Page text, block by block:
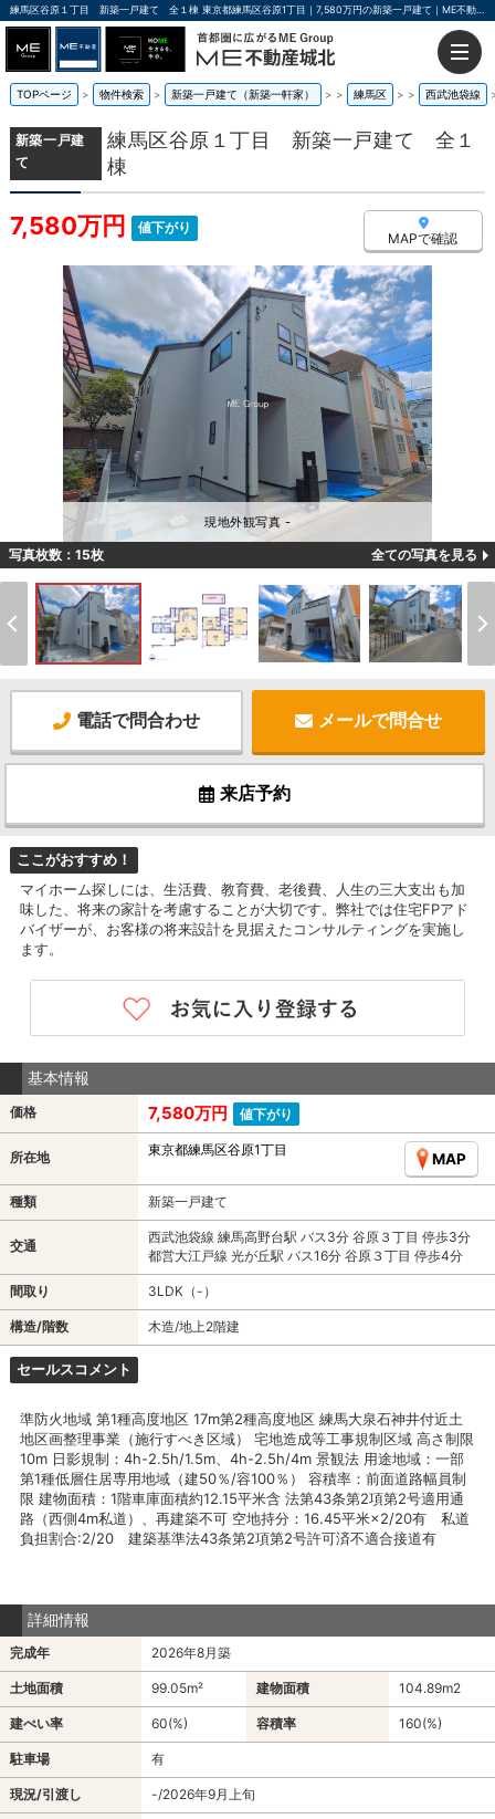
練馬区谷原１丁目 新築一戸建て 全１棟 東京都練馬区谷原1丁目｜7,580万円の新築一戸建て｜ME不動産城北
TOPページ 物件検索 新築一戸建て（新築一軒家） > 練馬区 > 西武池袋線
新築一戸建
て
練馬区谷原１丁目 新築一戸建て 全１
棟
7,580万円 値下がり
MAPで確認
現地外観写真 -
写真枚数：15枚 全ての写真を見る
電話で問合わせ メールで問合せ
来店予約
ここがおすすめ！
マイホーム探しには、生活費、教育費、老後費、人生の三大支出も加
味した、将来の家計を考慮することが大切です。弊社では住宅FPアド
バイザーが、お客様の将来設計を見据えたコンサルティングを実施し
ます。
基本情報
価格 7,580万円 値下がり
所在地 東京都練馬区谷原1丁目
MAP
種類 新築一戸建て
交通
西武池袋線 練馬高野台駅 バス3分 谷原３丁目 停歩3分
都営大江戸線 光が丘駅 バス16分 谷原３丁目 停歩4分
間取り 3LDK（-）
構造/階数 木造/地上2階建
セールスコメント
準防火地域 第1種高度地区 17m第2種高度地区 練馬大泉石神井付近土
地区画整理事業（施行すべき区域） 宅地造成等工事規制区域 高さ制限
10m 日影規制：4h-2.5h/1.5m、4h-2.5h/4m 景観法 用途地域：一部
第1種低層住居専用地域（建50％/容100％） 容積率：前面道路幅員制
限 建物面積：1階車庫面積約12.15平米含 法第43条第2項第2号適用通
路（西側4m私道）、再建築不可 空地持分：16.45平米×2/20有 私道
負担割合:2/20 建築基準法43条第2項第2号許可済不適合接道有
詳細情報
完成年 2026年8月築
土地面積 99.05m² 建物面積 104.89m2
建ぺい率 60(%) 容積率 160(%)
駐車場 有
現況/引渡し -/2026年9月上旬